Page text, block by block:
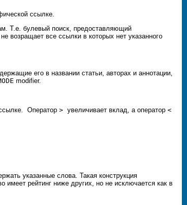
ссылке.
Т.е. булевый поиск, предоставляющий
возращает все ссылки в которых нет указанного
его в названии статьи, авторах и аннотации,
modifier.
Оператор > увеличивает вклад, а оператор <
указанные слова. Такая конструкция
рейтинг ниже других, но не исключается как в